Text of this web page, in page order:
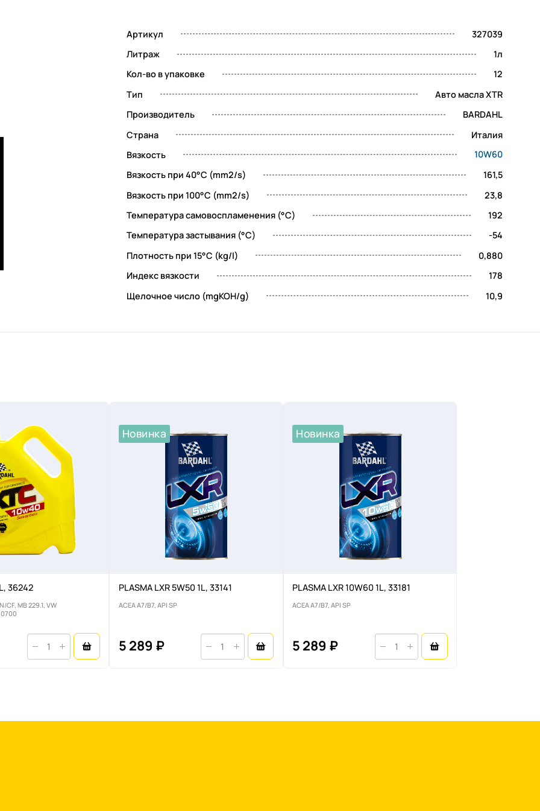
Артикул
327039
Литраж
1л
Кол-во в упаковке
12
Тип
Авто масла XTR
Производитель
BARDAHL
Страна
Италия
Вязкость
10W60
Вязкость при 40°C (mm2/s)
161,5
Вязкость при 100°C (mm2/s)
23,8
Температура самовоспламенения (°C)
192
Температура застывания (°C)
-54
Плотность при 15°C (kg/l)
0,880
Индекс вязкости
178
Щелочное число (mgKOH/g)
10,9
36242
CF, MB 229.1, VW
0700
Новинка
PLASMA LXR 5W50 1L, 33141
ACEA A7/B7, API SP
5 289 ₽
Новинка
PLASMA LXR 10W60 1L, 33181
ACEA A7/B7, API SP
5 289 ₽